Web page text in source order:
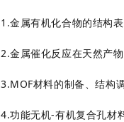
1.金属有机化合物的结构
2.金属催化反应在天然产
3.MOF材料的制备、结构
4.功能无机-有机复合孔材